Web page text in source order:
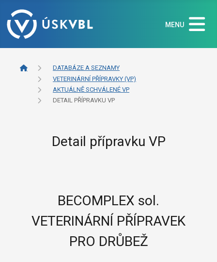
MENU
DATABÁZE A SEZNAMY
VETERINÁRNÍ PŘÍPRAVKY (VP)
AKTUÁLNĚ SCHVÁLENÉ VP
DETAIL PŘÍPRAVKU VP
Detail přípravku VP
BECOMPLEX sol.
VETERINÁRNÍ PŘÍPRAVEK
PRO DRŮBEŽ